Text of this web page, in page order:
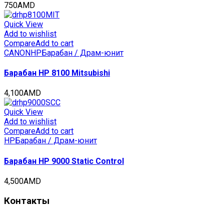
750AMD
Quick View
Add to wishlist
CompareAdd to cart
CANONHPБарабан / Драм-юнит
Барабан HP 8100 Mitsubishi
4,100AMD
Quick View
Add to wishlist
CompareAdd to cart
HP Барабан / Драм-юнит
Барабан HP 9000 Static Control
4,500AMD
Контакты